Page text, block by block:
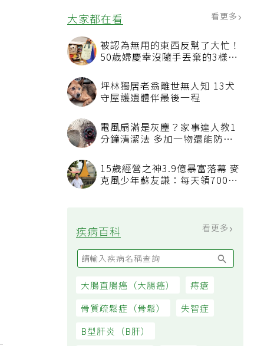
大家都在看 看更多
被認為無用的東西反幫了大忙！
50歲婦慶幸沒隨手丟棄的3樣物
坪林獨居老翁離世無人知 13犬
守屋護遺體伴最後一程
電風扇滿是灰塵？家事達人教1
分鐘清潔法 多加一物還能防髒
15歲經營之神3.9億暴富落幕 麥
克風少年蘇友謙：每天領700元
疾病百科 看更多
大腸直腸癌（大腸癌） 痔瘡
骨質疏鬆症（骨鬆） 失智症
B型肝炎（B肝）